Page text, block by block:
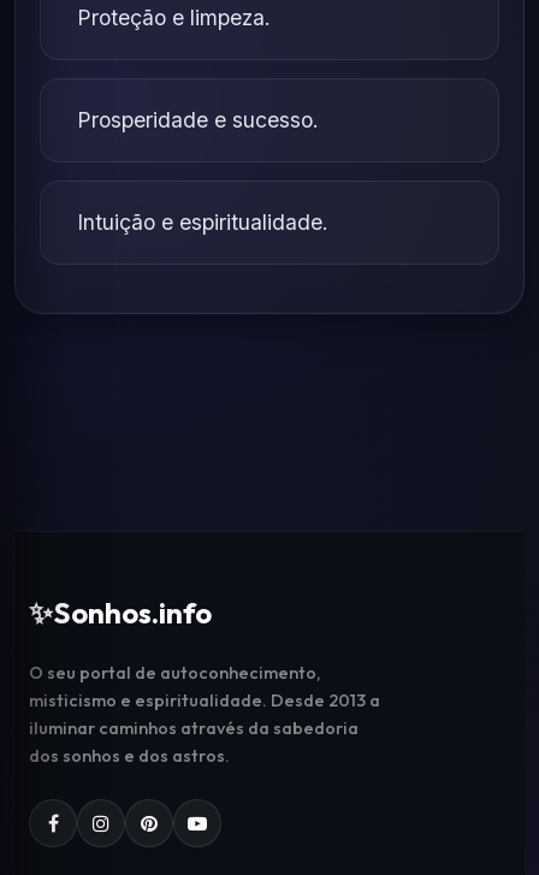
Proteção e limpeza.
Prosperidade e sucesso.
Intuição e espiritualidade.
✨Sonhos.info
O seu portal de autoconhecimento,
misticismo e espiritualidade. Desde 2013 a
iluminar caminhos através da sabedoria
dos sonhos e dos astros.